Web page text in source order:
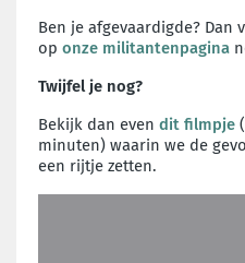
Ben je afgevaardigde? Dan
op onze militantenpagina
Twijfel je nog?
Bekijk dan even dit filmpje
minuten) waarin we de
een rijtje zetten.